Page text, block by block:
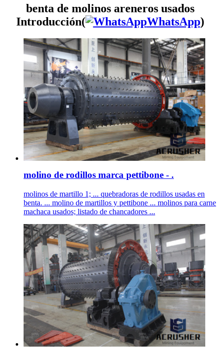
benta de molinos areneros usados
Introducción(
WhatsApp)
molino de rodillos marca pettibone - .
molinos de martillo 1; ... quebradoras de rodillos usadas en
benta. ... molino de martillos y pettibone ... molinos para carne
machaca usados; listado de chancadores ...